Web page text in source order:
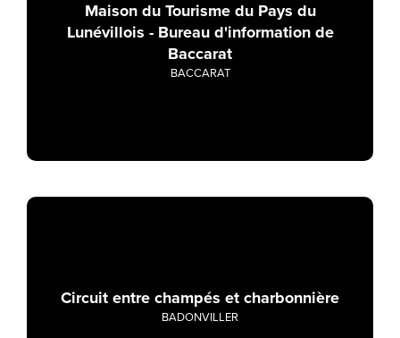
Maison du Tourisme du Pays du
Lunévillois - Bureau d'information de
Baccarat
BACCARAT
Circuit entre champés et charbonnière
BADONVILLER